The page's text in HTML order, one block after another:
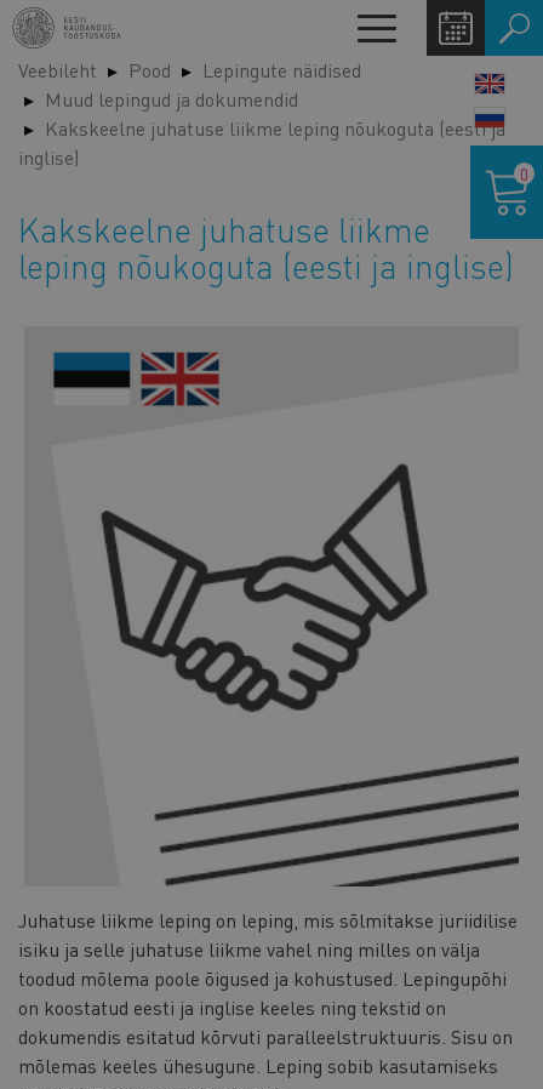
Liigu
edasi
põhisisu
juurde
Toggle
navigation
Veebileht Pood
Lepingute näidised
Muud lepingud ja dokumendid
Kakskeelne juhatuse liikme leping nõukoguta (eesti ja
inglise)
Kakskeelne juhatuse liikme
leping nõukoguta (eesti ja inglise)
Juhatuse liikme leping on leping, mis sõlmitakse juriidilise
isiku ja selle juhatuse liikme vahel ning milles on välja
toodud mõlema poole õigused ja kohustused. Lepingupõhi
on koostatud eesti ja inglise keeles ning tekstid on
dokumendis esitatud kõrvuti paralleelstruktuuris. Sisu on
mõlemas keeles ühesugune. Leping sobib kasutamiseks
0